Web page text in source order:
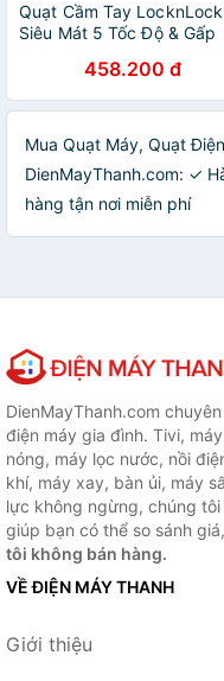
Quạt Cầm Tay LocknLock
Siêu Mát 5 Tốc Độ & Gấp
ENF326 - Hàng Chính
- JoyMall
458.200 đ
Mua Quạt Máy, Quạt
DienMayThanh.com: ✓
hàng tận nơi miễn phí
DienMayThanh.com
điện máy gia đình. Tivi,
nóng, máy lọc nước, nồi
khí, máy xay, bàn ủi, máy
lực không ngừng, chúng
giúp bạn có thể so sánh
tôi không bán hàng.
VỀ ĐIỆN MÁY THANH
Giới thiệu